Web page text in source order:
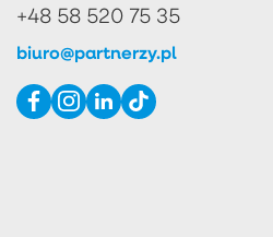
+48 58 520 75 35
biuro@partnerzy.pl